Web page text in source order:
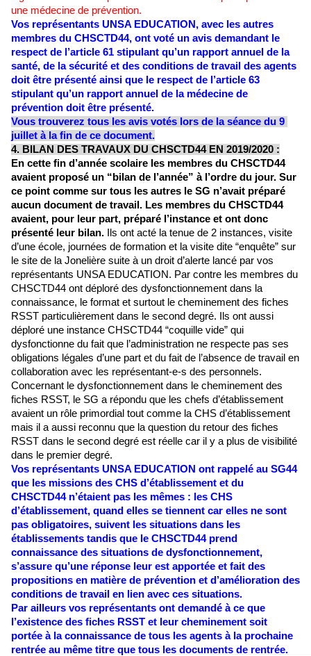
une médecine de prévention.
Vos représentants UNSA EDUCATION, avec les autres
membres du CHSCTD44, ont voté un avis demandant le
respect de l’article 61 stipulant qu’un rapport annuel de la
santé, de la sécurité et des conditions de travail des agents
doit être présenté ainsi que le respect de l’article 63
stipulant qu’un rapport annuel de la médecine de
prévention doit être présenté.
Vous trouverez tous les avis votés lors de la séance du 9
juillet à la fin de ce document.
4. BILAN DES TRAVAUX DU CHSCTD44 EN 2019/2020 :
En cette fin d’année scolaire les membres du CHSCTD44
avaient proposé un “bilan de l’année” à l’ordre du jour. Sur
ce point comme sur tous les autres le SG n’avait préparé
aucun document de travail. Les membres du CHSCTD44
avaient, pour leur part, préparé l’instance et ont donc
présenté leur bilan. Ils ont acté la tenue de 2 instances, visite
d’une école, journées de formation et la visite dite “enquête” sur
le site de la Jonelière suite à un droit d’alerte lancé par vos
représentants UNSA EDUCATION. Par contre les membres du
CHSCTD44 ont déploré des dysfonctionnement dans la
connaissance, le format et surtout le cheminement des fiches
RSST particulièrement dans le second degré. Ils ont aussi
déploré une instance CHSCTD44 “coquille vide” qui
dysfonctionne du fait que l’administration ne respecte pas ses
obligations légales d’une part et du fait de l’absence de travail en
collaboration avec les représentant-e-s des personnels.
Concernant le dysfonctionnement dans le cheminement des
fiches RSST, le SG a répondu que les chefs d’établissement
avaient un rôle primordial tout comme la CHS d’établissement
mais il a aussi reconnu que la question du retour des fiches
RSST dans le second degré est réelle car il y a plus de visibilité
dans le premier degré.
Vos représentants UNSA EDUCATION ont rappelé au SG44
que les missions des CHS d’établissement et du
CHSCTD44 n’étaient pas les mêmes : les CHS
d’établissement, quand elles se tiennent car elles ne sont
pas obligatoires, suivent les situations dans les
établissements tandis que le CHSCTD44 prend
connaissance des situations de dysfonctionnement,
s’assure qu’une réponse leur est apportée et fait des
propositions en matière de prévention et d’amélioration des
conditions de travail en lien avec ces situations.
Par ailleurs vos représentants ont demandé à ce que
l’existence des fiches RSST et leur cheminement soit
portée à la connaissance de tous les agents à la prochaine
rentrée au même titre que tous les documents de rentrée.